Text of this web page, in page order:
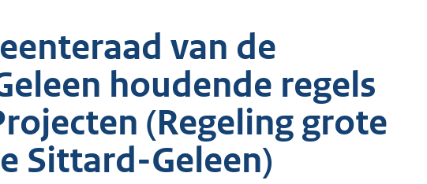
van de
houdende regels
(Regeling grote
Sittard-Geleen)